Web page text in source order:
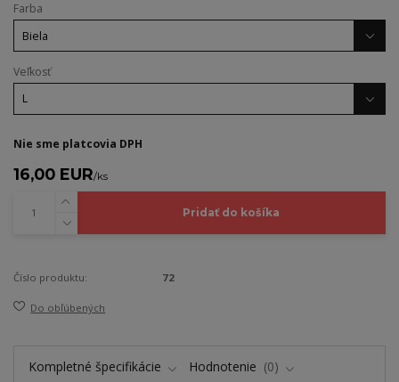
Farba
Veľkosť
Nie sme platcovia DPH
16,00 EUR/ks
Pridať do košíka
Číslo produktu: 72
Do obľúbených
Kompletné špecifikácie Hodnotenie
0